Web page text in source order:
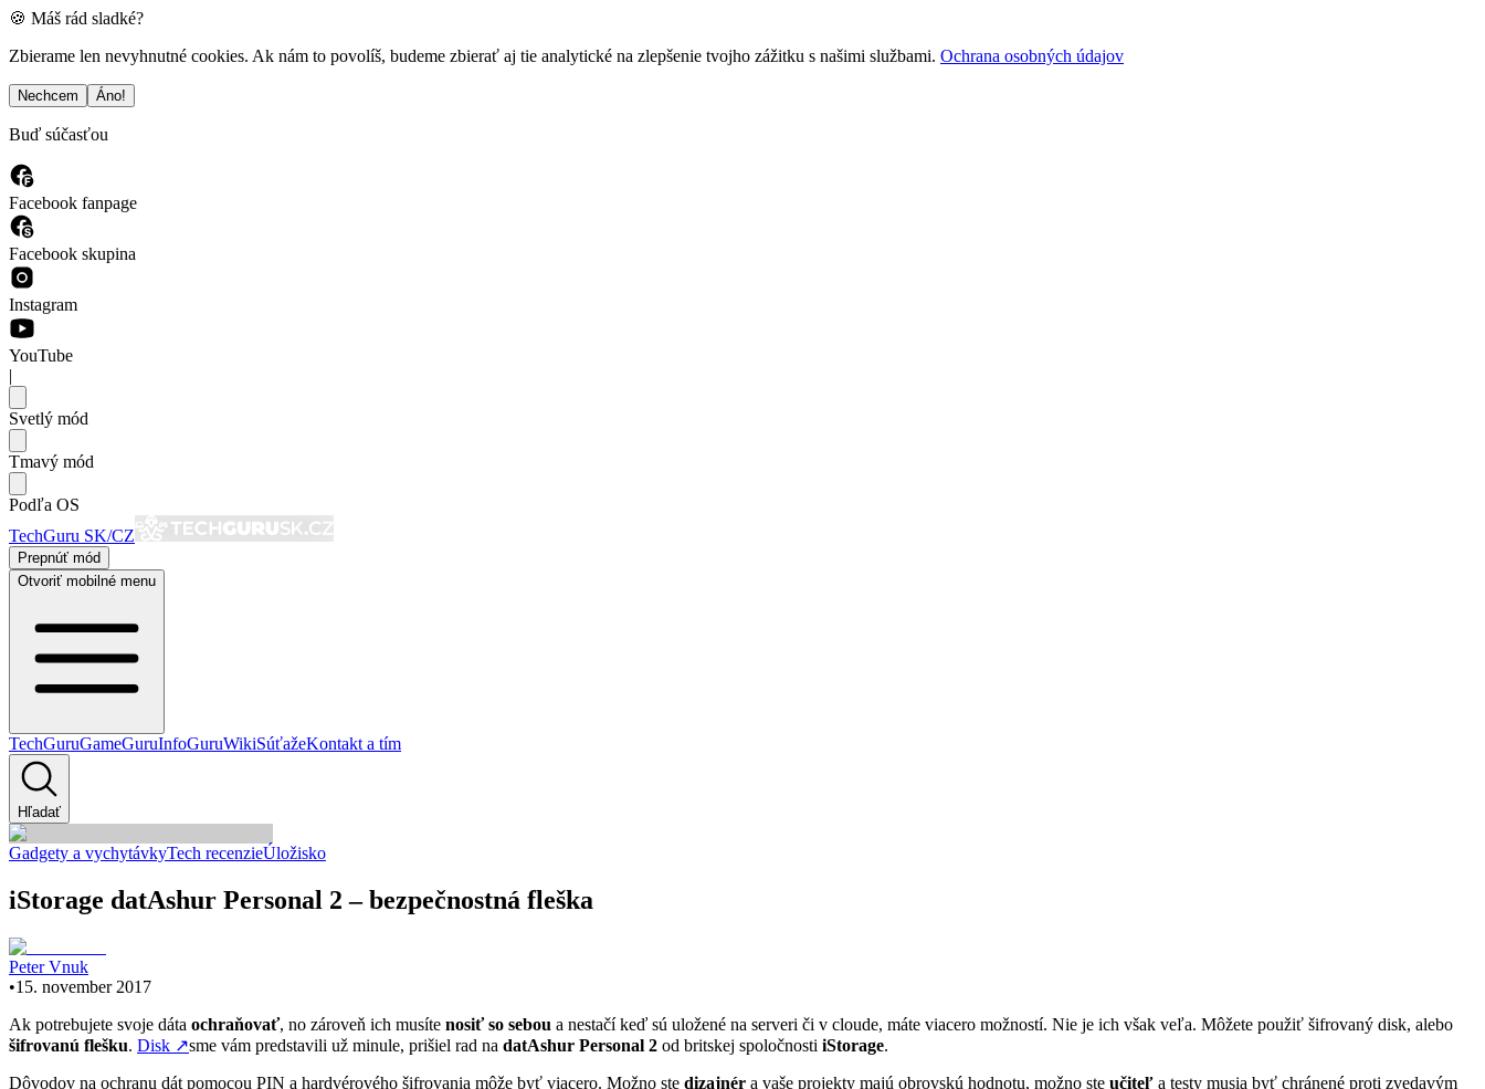
🍪 Máš rád sladké?
Zbierame len nevyhnutné cookies. Ak nám to povolíš, budeme zbierať aj tie analytické na zlepšenie tvojho zážitku s našimi službami. Ochrana osobných údajov
Nechcem Áno!
Buď súčasťou
Facebook fanpage
Facebook skupina
Instagram
YouTube
|
Svetlý mód
Tmavý mód
Podľa OS
TechGuru SK/CZ
Prepnúť mód
Otvoriť mobilné menu
TechGuruGameGuruInfoGuruWikiSúťažeKontakt a tím
Hľadať
Gadgety a vychytávkyTech recenzieÚložisko
iStorage datAshur Personal 2 – bezpečnostná fleška
Peter Vnuk
•15. november 2017
Ak potrebujete svoje dáta ochraňovať, no zároveň ich musíte nosiť so sebou a nestačí keď sú uložené na serveri či v cloude, máte viacero možností. Nie je ich však veľa. Môžete použiť šifrovaný disk, alebo
šifrovanú flešku. Disk ↗sme vám predstavili už minule, prišiel rad na datAshur Personal 2 od britskej spoločnosti iStorage.
Dôvodov na ochranu dát pomocou PIN a hardvérového šifrovania môže byť viacero. Možno ste dizajnér a vaše projekty majú obrovskú hodnotu, možno ste učiteľ a testy musia byť chránené proti zvedavým